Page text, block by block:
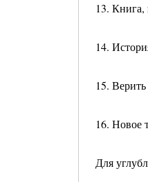
13.
14.
15.
16. Новое
Для